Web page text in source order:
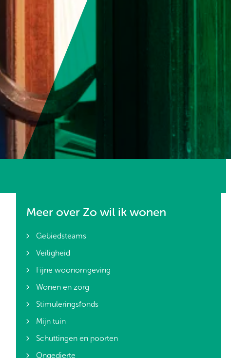
Meer over Zo wil ik wonen
Gebiedsteams
Veiligheid
Fijne woonomgeving
Wonen en zorg
Stimuleringsfonds
Mijn tuin
Schuttingen en poorten
Ongedierte